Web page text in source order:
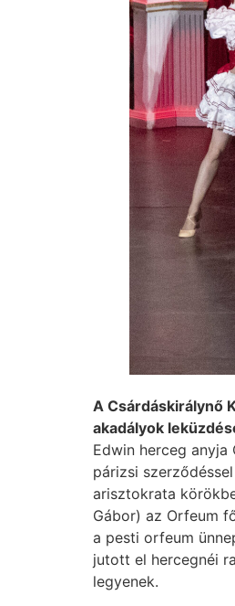
A Csárdáskirálynő
akadályok
Edwin herceg
párizsi
arisztokrata
Gábor) az Orfeum
a pesti orfeum
jutott el hercegnéi
legyenek.